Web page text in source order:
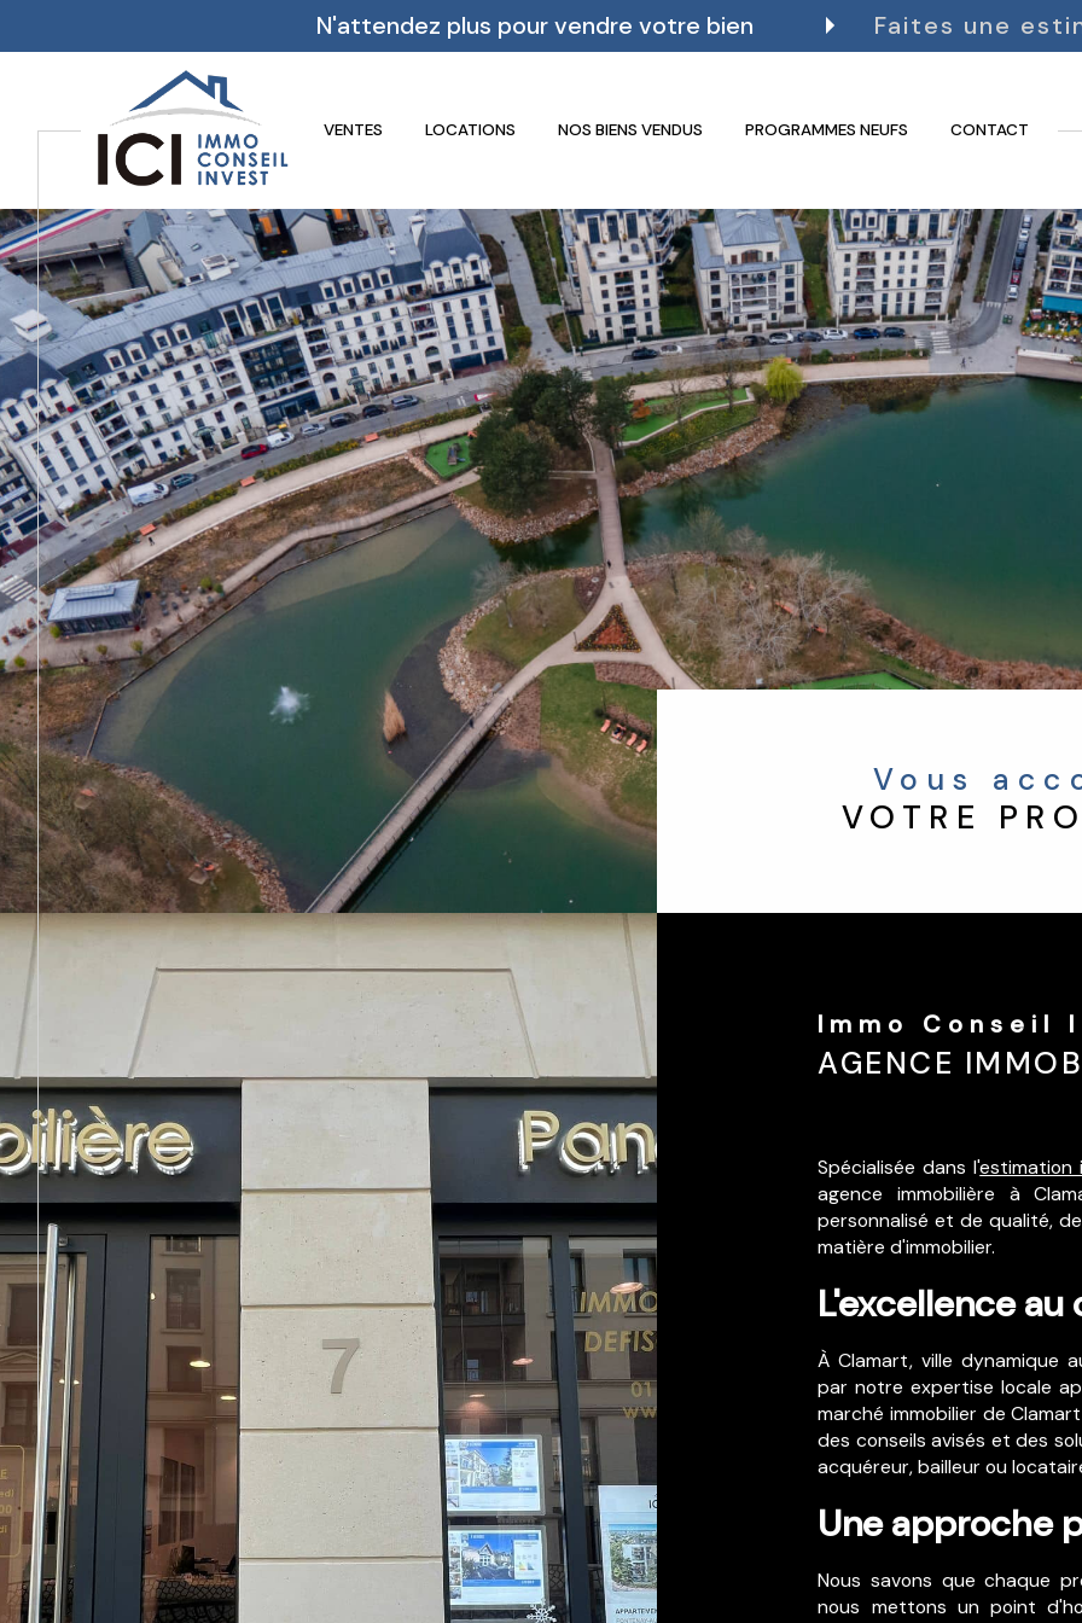
N'attendez plus pour vendre votre bien Faites une
VENTES LOCATIONS NOS BIENS VENDUS PROGRAMMES NEUFS CONTACT
Acheter
de l'ancien
de l'ancien
du neuf
de l'immo pro
Louer
à l'année
de l'immo pro
Estimer
TYPE DE BIEN BUDGET
Voir les164annonces
Vous
VOTRE
Immo Conseil
AGENCE
Spécialisée dans l'estimation
agence immobilière à
personnalisé et de qualité,
matière d'immobilier.
L'excellence
À Clamart, ville dynamique
par notre expertise locale
marché immobilier de
des conseils avisés et des
acquéreur, bailleur ou
Une approche
Nous savons que chaque
nous mettons un point